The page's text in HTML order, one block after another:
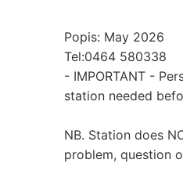
Popis: May 2026
Tel:0464 580338
- IMPORTANT -
station needed
NB. Station does
problem, question